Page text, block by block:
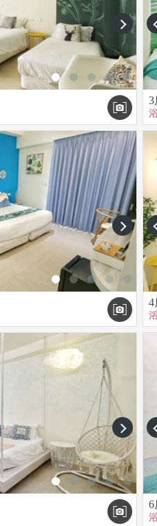
用浴缸泡澡，請稍待熱水重新加
元/隻/晚+1000元押金。
元押金。
，損壞情形會退回押金。
勿將寵物留在房問內。
致破壞民宿內設施，主人需照價
，清潔費另計。
收取原費用的五倍價格。
或是下雨過後，螞蟻蚊蟲會較
，須收取清潔除味費用$5000。
並降低音量不過度喧嘩 。
可直接飲用。
問題故不提供調味料。
墙面造成損傷，將收取賠償費用
電器，擺設與環境等無任何損壞
具清洗乾淨，恢復原狀。
安全，本民宿一概不負責。
收取原費用的五倍價格，寵物
過後，螞蟻蚊蟲會較多，請將
發現違法行為，一律報警處理。
可進入
」
物進入
next
3
next
4
next
6